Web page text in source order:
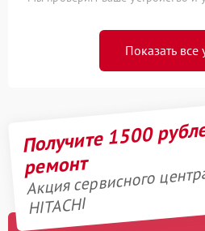
Показать все
Получите 1500
ремонт
Акция сервисного
HITACHI